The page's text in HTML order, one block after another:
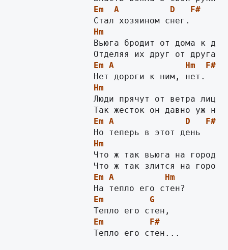
Em A D
F#
Hm
Вьюга бродит от дома к
Em A Hm
F#
Hm
                Люди прячут от ветра лица,
Em A D
F#
Hm
Что ж так вьюга на город
Em A
Hm
Em
G
Em
F#
                Тепло его стен...